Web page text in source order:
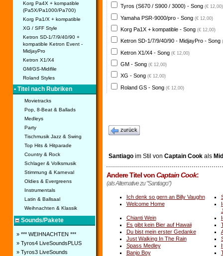
Korg Pa4X + kompatible
(Pa5X/Pa1000/Pa700)
Korg Pa1/X + kompatible
XG / SFF Style
Ketron SD-1/7/9/40/90 +
kompatible Ketron Event -
MidjayPro
Ketron X1/X4
GM/GS-Midifile
Roland Styles
• Titel nach Rubriken
Movietracks
Pop, 8-Beat & Ballads
Medleys
Party
Tischmusik Jazz & Swing
Top Hits & Hitparade
Country & Rock
Schlager & Volksmusik
Stimmung & Karneval
Oldies & Evergreens
Instrumentals
Latin & Ballsaal
Weihnachten & Klassik
Sounds/Pakete
» *** WEIHNACHTEN ***
» Tyros4 LiveSoundsPLUS
» Tyros3 LiveSounds
Tyros (S670 / S900 / 3000) - Song (€ 12,00)
Yamaha PSR-9000/pro - Song (€ 12,00)
Korg Pa1X + kompatible - Song (€ 12,00)
Ketron SD-1/7/9/40/90 - MidjayPro - Song
Ketron X1/X4 - Song (€ 12,00)
GM - Song (€ 12,00)
XG - Song (€ 12,00)
Roland GS - Song (€ 12,00)
zurück
Santiagoim Stil von Captain Cookals
Andere Titel vonCaptain Cook:
(als Alternative zu "Santiago")
Ich denk so gern an Billy Vaughn
Welcome Home
Chianti Wein
Es gibt kein Bier auf Hawaii
Du bist mein erster Gedanke
Just Walking In The Rain
Spass Medley
Banjo Boy